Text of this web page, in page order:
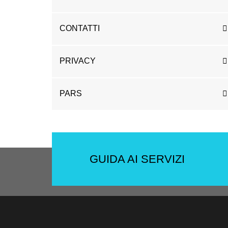
CONTATTI
PRIVACY
PARS
GUIDA AI SERVIZI